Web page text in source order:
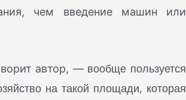
чем введение машин или
автор, — вообще пользуется
на такой площади, которая